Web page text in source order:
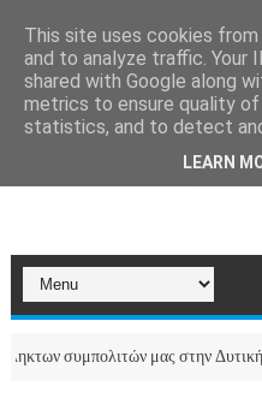
μας στην Δυτική Αττική
This site uses cookies
and to analyze traffic. Your
shared with Google along
metrics to ensure quality
statistics, and to detect
LEARN